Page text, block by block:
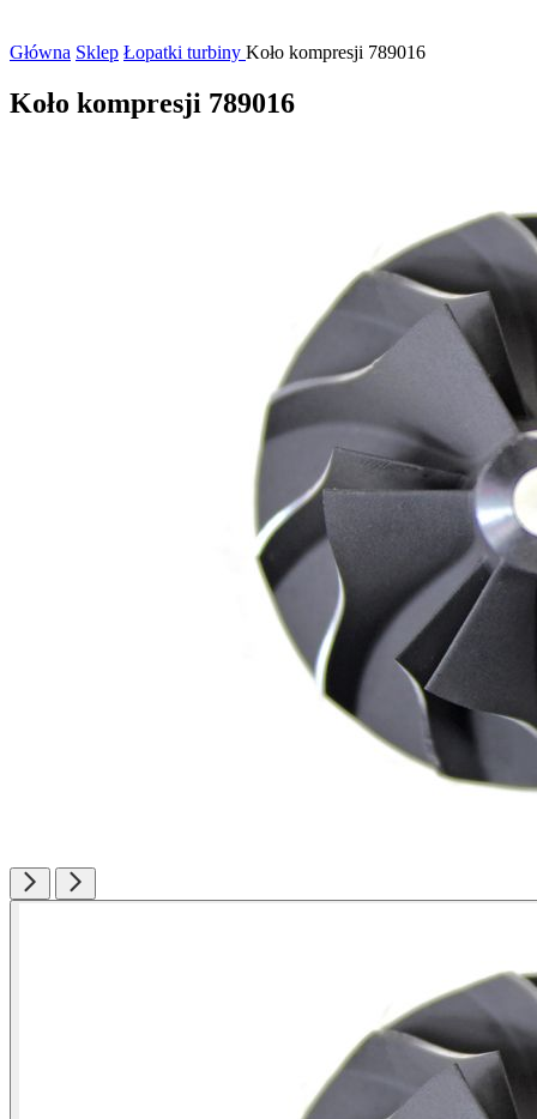
Główna Sklep Łopatki turbiny Koło kompresji 789016
Koło kompresji 789016